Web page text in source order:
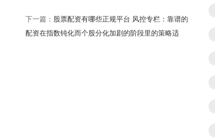
下一篇： 股票配资有哪些正规平台 风控专栏：靠谱的
配资在指数钝化而个股分化加剧的阶段里的策略适